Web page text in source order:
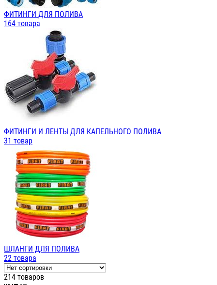
ФИТИНГИ ДЛЯ ПОЛИВА
164 товара
ФИТИНГИ И ЛЕНТЫ ДЛЯ КАПЕЛЬНОГО ПОЛИВА
31 товар
ШЛАНГИ ДЛЯ ПОЛИВА
22 товара
214 товаров